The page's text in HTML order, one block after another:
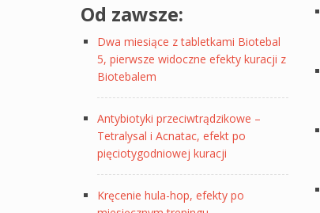
Od zawsze:
Dwa miesiące z tabletkami Biotebal
5, pierwsze widoczne efekty kuracji z
Biotebalem
Antybiotyki przeciwtrądzikowe –
Tetralysal i Acnatac, efekt po
pięciotygodniowej kuracji
Kręcenie hula-hop, efekty po